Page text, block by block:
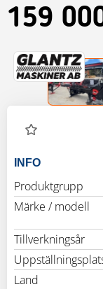
159
INFO
Produktgrupp
Märke / modell
Tillverkningsår
Land